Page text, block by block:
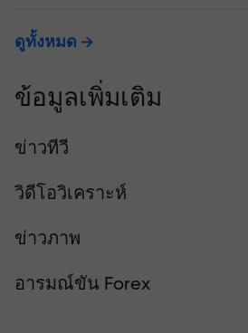
ดูทั้งหมด
ข้อมูลเพิ่มเติม
ข่าวทีวี
วิดีโอวิเคราะห์
ข่าวภาพ
อารมณ์ขัน Forex